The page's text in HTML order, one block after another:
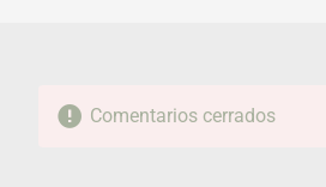
Comentarios cerrados